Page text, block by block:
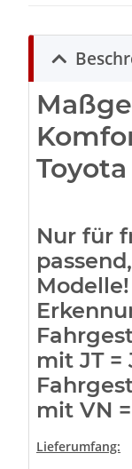
Nur für
Modelle!
mit JT =
mit VN
Lieferumfang: